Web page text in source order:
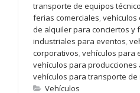
transporte de equipos
ferias comerciales, vehículos
de alquiler para conciertos y
industriales para eventos,
corporativos, vehículos para
vehículos para producciones
vehículos para transporte de
Vehículos